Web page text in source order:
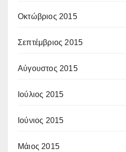
Οκτώβριος 2015
Σεπτέμβριος 2015
Αύγουστος 2015
Ιούλιος 2015
Ιούνιος 2015
Μάιος 2015